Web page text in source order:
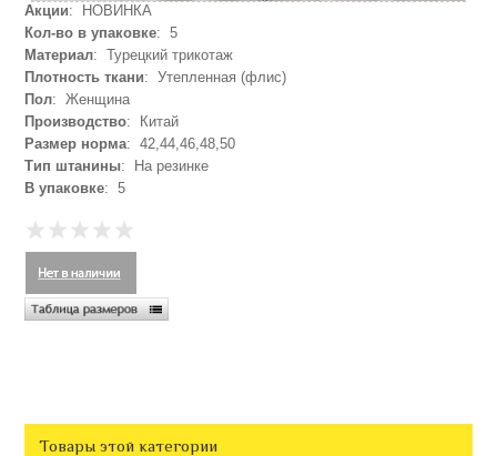
Акции: НОВИНКА
Кол-во в упаковке: 5
Материал: Турецкий трикотаж
Плотность ткани: Утепленная (флис)
Пол: Женщина
Производство: Китай
Размер норма: 42,44,46,48,50
Тип штанины: На резинке
В упаковке: 5
Товары этой категории